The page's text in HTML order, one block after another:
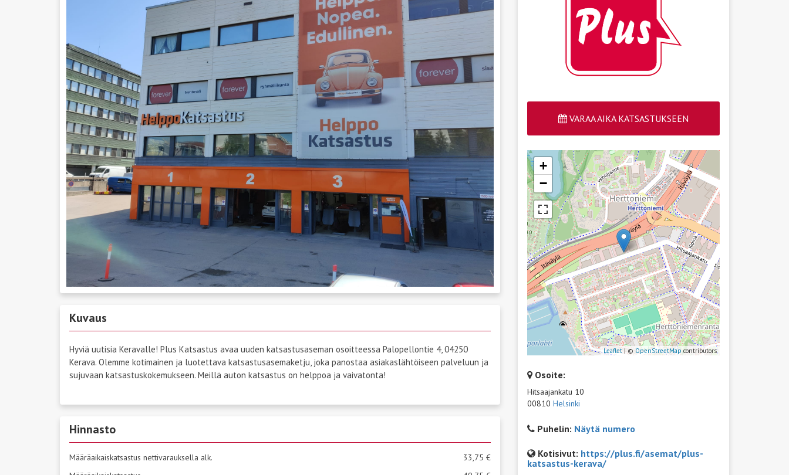
VARAA AIKA KATSASTUKSEEN
+
−
Leaflet | © OpenStreetMapcontributors
Osoite:
Hitsaajankatu 10
00810 Helsinki
Puhelin: Näytä numero
Kotisivut: https://plus.fi/asemat/plus-
katsastus-kerava/
Kuvaus
Hyviä uutisia Keravalle! Plus Katsastus avaa uuden katsastusaseman osoitteessa Palopellontie 4, 04250
Kerava. Olemme kotimainen ja luotettava katsastusasemaketju, joka panostaa asiakaslähtöiseen palveluun ja
sujuvaan katsastuskokemukseen. Meillä auton katsastus on helppoa ja vaivatonta!
Hinnasto
Määräaikaiskatsastus nettivarauksella alk.
33,75 €